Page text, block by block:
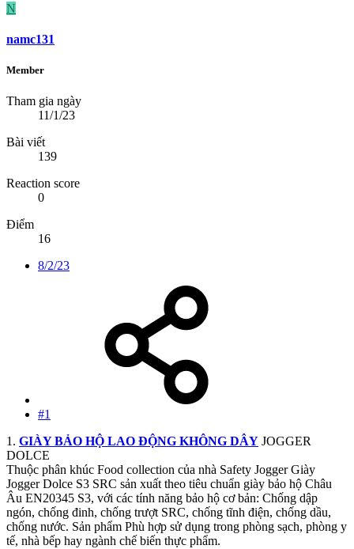
N
namc131
Member
Tham gia ngày
11/1/23
Bài viết
139
Reaction score
0
Điểm
16
8/2/23
#1
1. GIÀY BẢO HỘ LAO ĐỘNG KHÔNG DÂY JOGGER
DOLCE
Thuộc phân khúc Food collection của nhà Safety Jogger Giày
Jogger Dolce S3 SRC sản xuất theo tiêu chuẩn giày bảo hộ Châu
Âu EN20345 S3, với các tính năng bảo hộ cơ bản: Chống dập
ngón, chống đinh, chống trượt SRC, chống tĩnh điện, chống dầu,
chống nước. Sản phẩm Phù hợp sử dụng trong phòng sạch, phòng y
tế, nhà bếp hay ngành chế biến thực phẩm.